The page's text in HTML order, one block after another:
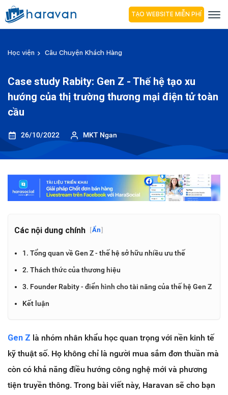
TẠO WEBSITE MIỄN PHÍ
Học viện Câu Chuyện Khách Hàng
Case study Rabity: Gen Z - Thế hệ tạo xu
hướng của thị trường thương mại điện tử toàn
cầu
26/10/2022 MKT Ngan
Các nội dung chính [Ẩn]
1. Tổng quan về Gen Z - thế hệ sở hữu nhiều ưu thế
2. Thách thức của thương hiệu
3. Founder Rabity - điển hình cho tài năng của thế hệ Gen Z
Kết luận
Gen Z là nhóm nhân khẩu học quan trọng với nền kinh tế
kỹ thuật số. Họ không chỉ là người mua sắm đơn thuần mà
còn có khả năng điều hướng công nghệ mới và phương
tiện truyền thông. Trong bài viết này, Haravan sẽ cho bạn